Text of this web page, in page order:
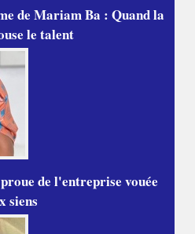
de Mariam Ba : Quand la
le talent
de l'entreprise vouée
siens